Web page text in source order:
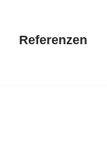
Referenzen